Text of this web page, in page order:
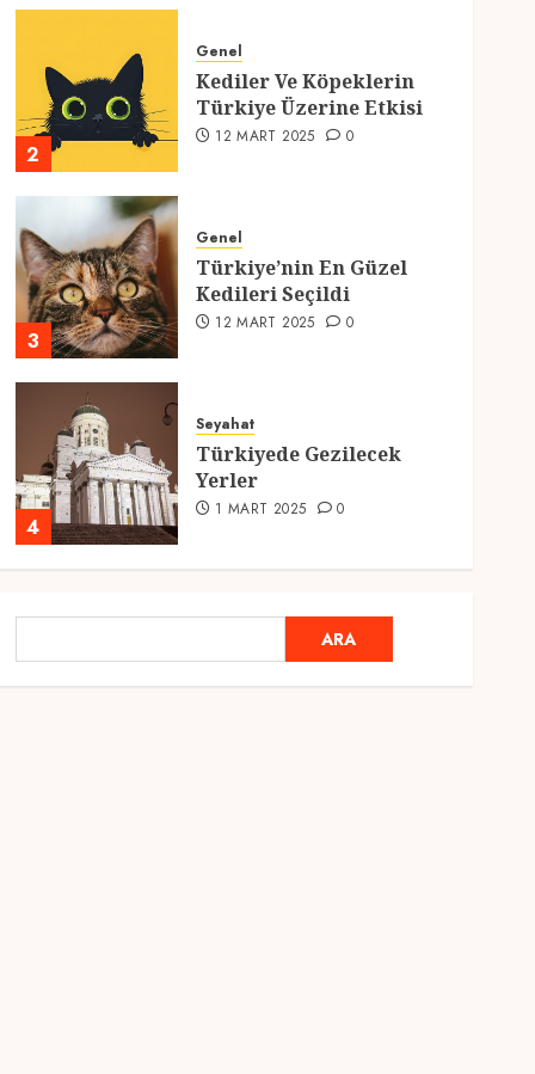
2
Genel
Kediler Ve Köpeklerin
Türkiye Üzerine Etkisi
12 MART 2025 0
3
Genel
Türkiye’nin En Güzel
Kedileri Seçildi
12 MART 2025 0
4
Seyahat
Türkiyede Gezilecek
Yerler
1 MART 2025 0
Ramazan Ayı 2025:
Manevi Atmosfer ve Özel
Hazırlıklar
ARA